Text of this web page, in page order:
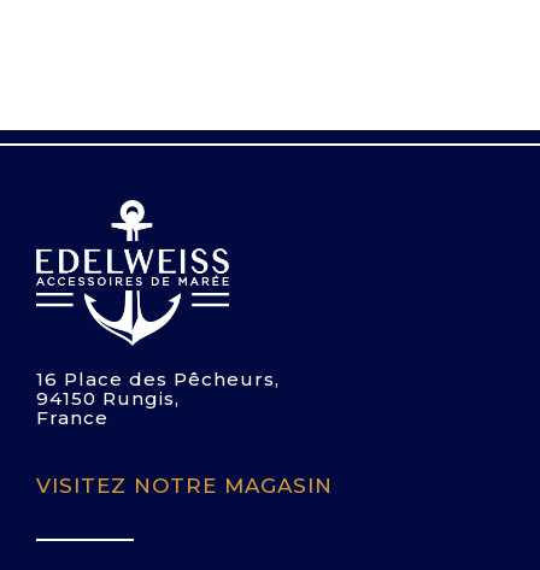
16 Place des Pêcheurs,
94150 Rungis,
France
VISITEZ NOTRE MAGASIN